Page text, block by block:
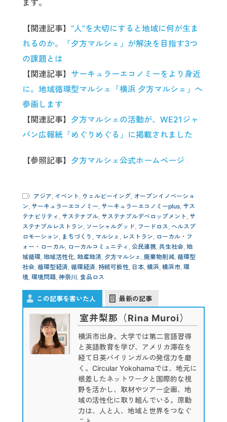
ます。
【関連記事】 “人”を大切にすると地域に何が生ま
れるのか。「夕方マルシェ」が解決を目指す3つ
の課題とは
【関連記事】 サーキュラーエコノミーをより身近
に。地域循環型マルシェ「横浜 夕方マルシェ」へ
参画します
【関連記事】 夕方マルシェの活動が、WE21ジャ
パン広報紙「めぐりめぐる」に掲載されました
【参照記事】 夕方マルシェ公式ホームページ
アジア イベント ウェルビーイング オープンイノベーショ
ン サーキュラーエコノミー サーキュラーエコノミーplus サス
テナビリティ
サステナブル サステナブルデベロップメント サ
ステナブルレストラン ソーシャルグッド フードロス ヘルスプ
ロモーション まちづくり マルシェ レストラン ローカル・フ
ォー・ローカル ローカルコミュニティ 公民連携 共生社会 地
域循環 地域活性化 地産地消 夕方マルシェ 廃棄物削減 循環型
社会 循環型経済 循環経済 持続可能性 日本 横浜 横浜市 環
境 環境問題 神奈川 食品ロス
この記事を書いた人 最新の記事
室井梨那（Rina Muroi）
横浜市出身。大学では第二言語習得
と英語教育を学び、アメリカ滞在を
経て日英バイリンガルの発信力を磨
く。Circular Yokohamaでは、地元に
根差したネットワークと国際的な視
野を活かし、取材やツアー企画、地
域の活性化に取り組んでいる。原動
力は、人と人、地域と世界をつなぐ